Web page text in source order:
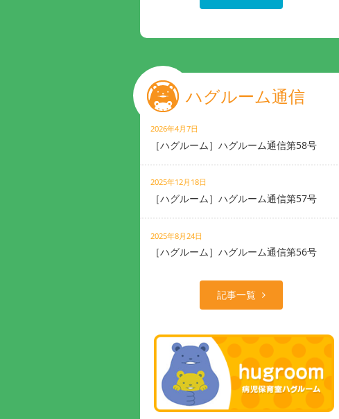
ハグルーム通信
2026年4月7日
［ハグルーム］ハグルーム通信第58号
2025年12月18日
［ハグルーム］ハグルーム通信第57号
2025年8月24日
［ハグルーム］ハグルーム通信第56号
記事一覧